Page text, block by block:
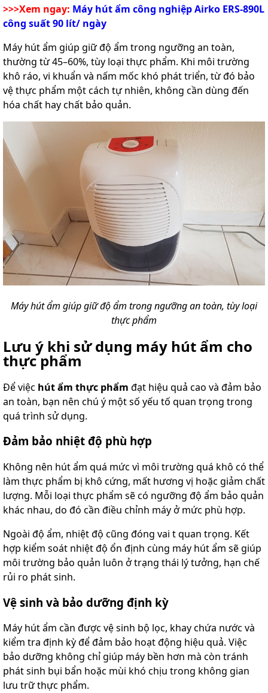
>>>Xem ngay: Máy hút ẩm công nghiệp Airko ERS-890L
công suất 90 lít/ ngày
Máy hút ẩm giúp giữ độ ẩm trong ngưỡng an toàn,
thường từ 45–60%, tùy loại thực phẩm. Khi môi trường
khô ráo, vi khuẩn và nấm mốc khó phát triển, từ đó bảo
vệ thực phẩm một cách tự nhiên, không cần dùng đến
hóa chất hay chất bảo quản.
Máy hút ẩm giúp giữ độ ẩm trong ngưỡng an toàn, tùy loại
thực phẩm
Lưu ý khi sử dụng máy hút ẩm cho
thực phẩm
Để việc hút ẩm thực phẩm đạt hiệu quả cao và đảm bảo
an toàn, bạn nên chú ý một số yếu tố quan trọng trong
quá trình sử dụng.
Đảm bảo nhiệt độ phù hợp
Không nên hút ẩm quá mức vì môi trường quá khô có thể
làm thực phẩm bị khô cứng, mất hương vị hoặc giảm chất
lượng. Mỗi loại thực phẩm sẽ có ngưỡng độ ẩm bảo quản
khác nhau, do đó cần điều chỉnh máy ở mức phù hợp.
Ngoài độ ẩm, nhiệt độ cũng đóng vai t quan trọng. Kết
hợp kiểm soát nhiệt độ ổn định cùng máy hút ẩm sẽ giúp
môi trường bảo quản luôn ở trạng thái lý tưởng, hạn chế
rủi ro phát sinh.
Vệ sinh và bảo dưỡng định kỳ
Máy hút ẩm cần được vệ sinh bộ lọc, khay chứa nước và
kiểm tra định kỳ để đảm bảo hoạt động hiệu quả. Việc
bảo dưỡng không chỉ giúp máy bền hơn mà còn tránh
phát sinh bụi bẩn hoặc mùi khó chịu trong không gian
lưu trữ thực phẩm.